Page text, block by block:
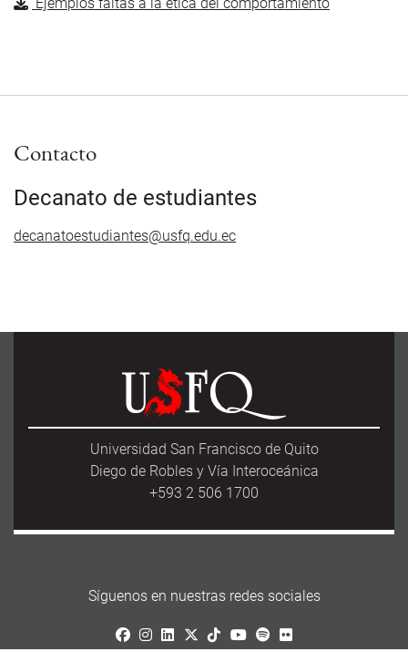
Contacto
Decanato de estudiantes
decanatoestudiantes@usfq.edu.ec
Universidad San Francisco de Quito
Diego de Robles y Vía Interoceánica
+593 2 506 1700
Síguenos en nuestras redes sociales